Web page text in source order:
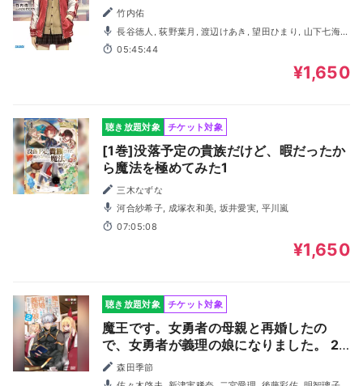
竹内佑
長谷徳人, 荻野葉月, 渡辺けあき, 望田ひまり, 山下七海,
藤井隼, 植木慎英, おぎたえりこ, 有隅融
05:45:44
¥1,650
聴き放題対象 チケット対象
[1巻]没落予定の貴族だけど、暇だったか
ら魔法を極めてみた1
三木なずな
河合紗希子, 成塚衣和美, 坂井愛実, 平川嵐
07:05:08
¥1,650
聴き放題対象 チケット対象
魔王です。女勇者の母親と再婚したの
で、女勇者が義理の娘になりました。 2
（ガガガ文庫）
森田季節